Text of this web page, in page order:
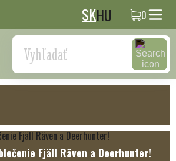
SKHU 0
Search
Fjäll Räven a Deerhunter!